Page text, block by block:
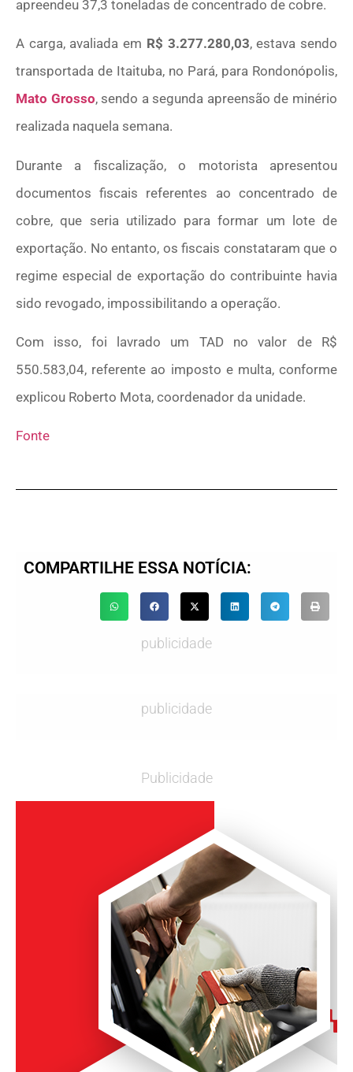
apreendeu 37,3 toneladas de concentrado de cobre.
A carga, avaliada em R$ 3.277.280,03, estava sendo
transportada de Itaituba, no Pará, para Rondonópolis,
Mato Grosso, sendo a segunda apreensão de minério
realizada naquela semana.
Durante a fiscalização, o motorista apresentou
documentos fiscais referentes ao concentrado de
cobre, que seria utilizado para formar um lote de
exportação. No entanto, os fiscais constataram que o
regime especial de exportação do contribuinte havia
sido revogado, impossibilitando a operação.
Com isso, foi lavrado um TAD no valor de R$
550.583,04, referente ao imposto e multa, conforme
explicou Roberto Mota, coordenador da unidade.
Fonte
COMPARTILHE ESSA NOTÍCIA:
publicidade
publicidade
Publicidade